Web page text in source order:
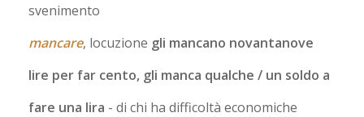
svenimento
mancare, locuzione gli mancano novantanove
lire per far cento, gli manca qualche / un soldo a
fare una lira - di chi ha difficoltà economiche